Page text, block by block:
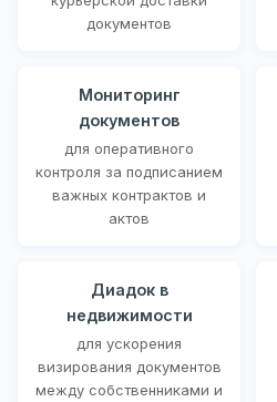
документов
Мониторинг
документов
для оперативного
контроля за подписанием
важных контрактов и
актов
Диадок в
недвижимости
для ускорения
визирования документов
между собственниками и